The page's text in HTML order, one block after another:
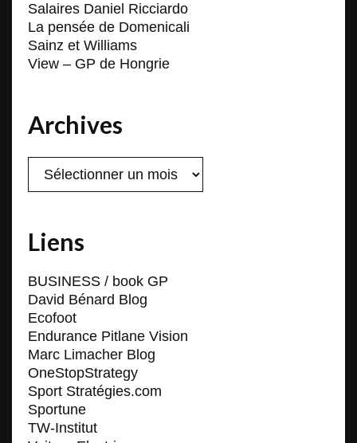
Salaires Daniel Ricciardo
La pensée de Domenicali
Sainz et Williams
View – GP de Hongrie
Archives
Liens
BUSINESS / book GP
David Bénard Blog
Ecofoot
Endurance Pitlane Vision
Marc Limacher Blog
OneStopStrategy
Sport Stratégies.com
Sportune
TW-Institut